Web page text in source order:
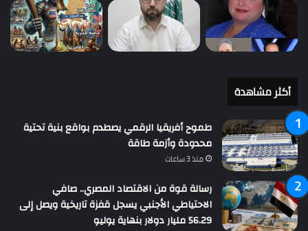
أكثر مشاهدة
طموح أفريقيا الرقمي يصطدم بواقع بنية تحتية
محدودة وأزمة طاقة
منذ 3 ساعات
رسالة قوة من الاقتصاد المصري.. صافي
الاحتياطي الأجنبي يسجل قفزة تاريخية ويصل إلى
56.29 مليار دولار بنهاية يوليو